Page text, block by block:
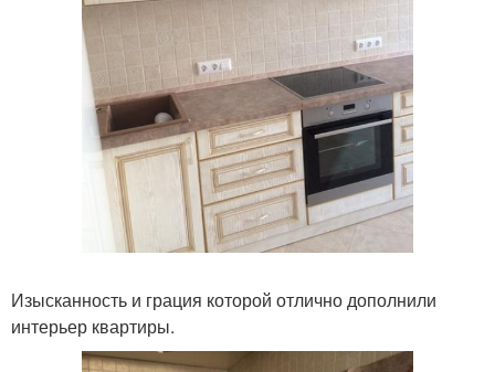
Изысканность и грация которой отлично дополнили
интерьер квартиры.